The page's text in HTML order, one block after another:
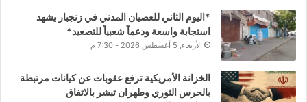
*اليوم الثاني للعصيان المدني في زنجبار يشهد
استجابة واسعة ودعماً شعبياً للتصعيد*
الأربعاء, 5 أغسطس 2026 - 7:30 م
الخزانة الأمريكية ترفع عقوبات عن كيانات مرتبطة
بالحرس الثوري وطهران تبشر بالاتفاق